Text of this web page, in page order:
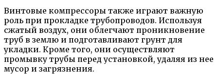
Винтовые компрессоры также играют важную
роль при прокладке трубопроводов. Используя
сжатый воздух, они облегчают проникновение
труб в землю и подготавливают грунт для
укладки. Кроме того, они осуществляют
промывку трубы перед установкой, удаляя из нее
мусор и загрязнения.